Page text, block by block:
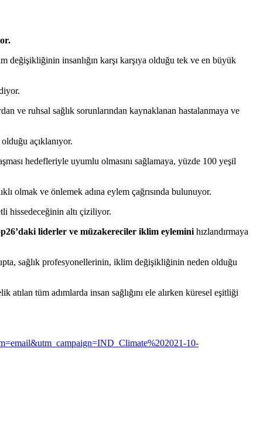
değişikliğinin insanlığın karşı karşıya olduğu tek ve en büyük
ve ruhsal sağlık sorunlarından kaynaklanan hastalanmaya ve
açıklanıyor.
hedefleriyle uyumlu olmasını sağlamaya, yüzde 100 yeşil
olmak ve önlemek adına eylem çağrısında bulunuyor.
hissedeceğinin altı çiziliyor.
liderler ve müzakereciler iklim eylemini hızlandırmaya
sağlık profesyonellerinin, iklim değişikliğinin neden olduğu
tüm adımlarda insan sağlığını ele alırken küresel eşitliği
10-